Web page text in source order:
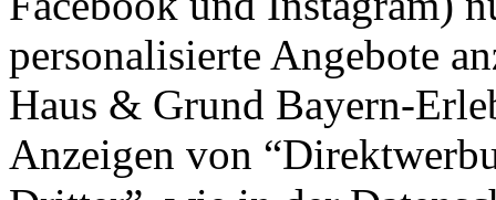
personalisierte Angebote
Haus & Grund Bayern-
Anzeigen von